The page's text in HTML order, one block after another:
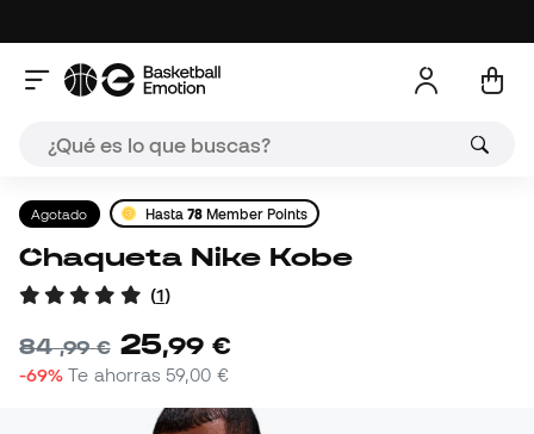
Agotado Hasta78 Member Points
Chaqueta Nike Kobe
(1)
84,99 € 25,99 €
-69% Te ahorras59,00 €